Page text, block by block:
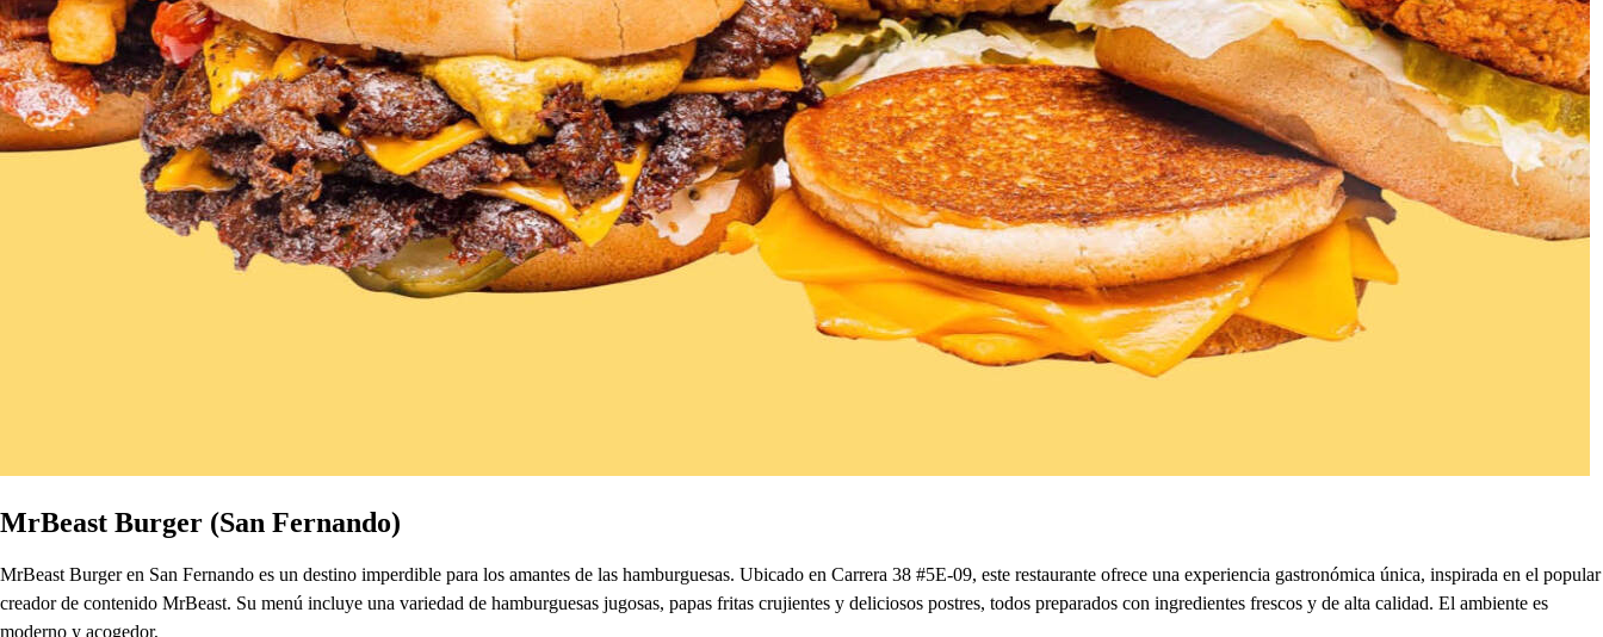
MrBeast Burger (San Fernando)
MrBeast Burger en San Fernando es un destino imperdible para los amantes de las hamburguesas. Ubicado en Carrera 38 #5E-09, este restaurante ofrece una experiencia gastronómica única, inspirada en el popular
creador de contenido MrBeast. Su menú incluye una variedad de hamburguesas jugosas, papas fritas crujientes y deliciosos postres, todos preparados con ingredientes frescos y de alta calidad. El ambiente es
moderno y acogedor,